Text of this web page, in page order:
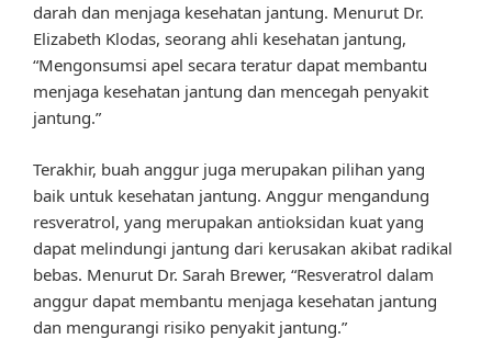
darah dan menjaga kesehatan jantung. Menurut Dr.
Elizabeth Klodas, seorang ahli kesehatan jantung,
“Mengonsumsi apel secara teratur dapat membantu
menjaga kesehatan jantung dan mencegah penyakit
jantung.”
Terakhir, buah anggur juga merupakan pilihan yang
baik untuk kesehatan jantung. Anggur mengandung
resveratrol, yang merupakan antioksidan kuat yang
dapat melindungi jantung dari kerusakan akibat radikal
bebas. Menurut Dr. Sarah Brewer, “Resveratrol dalam
anggur dapat membantu menjaga kesehatan jantung
dan mengurangi risiko penyakit jantung.”